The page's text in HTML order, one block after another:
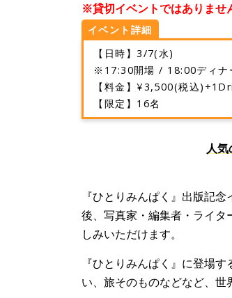
※貸切イベントではありま
イベント詳細
【日時】3/7(水)
※17:30開場 / 18:00ディナ
【料金】¥3,500(税込
【限定】16名
人
『ひとりみんぱく』出版記
後、写真家・編集者・ライ
しみいただけます。
『ひとりみんぱく』に登場
い、旅そのものなどなど、世